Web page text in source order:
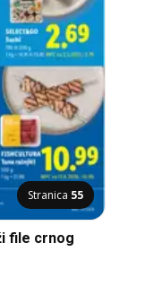
Stranica 55
file crnog